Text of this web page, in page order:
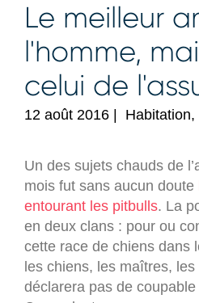
Le meilleur
l'homme,
celui de
12 août 2016 Habitation,
Un des sujets chauds de
mois fut sans aucun doute
entourant les pitbulls. La
en deux clans : pour ou
cette race de chiens dans
les chiens, les maîtres,
déclarera pas de